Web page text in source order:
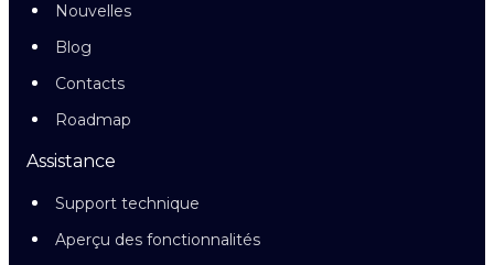
Nouvelles
Blog
Contacts
Roadmap
Assistance
Support technique
Aperçu des fonctionnalités